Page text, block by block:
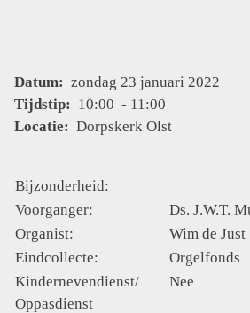
Datum: zondag 23 januari 2022
Tijdstip: 10:00 - 11:00
Locatie: Dorpskerk Olst
Bijzonderheid:
Voorganger:
Ds. J.W.T.
Organist:
Wim de Just
Eindcollecte:
Orgelfonds
Kindernevendienst/
Oppasdienst
Nee